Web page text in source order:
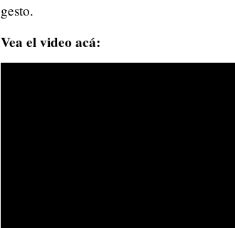
gesto.
Vea el video acá: